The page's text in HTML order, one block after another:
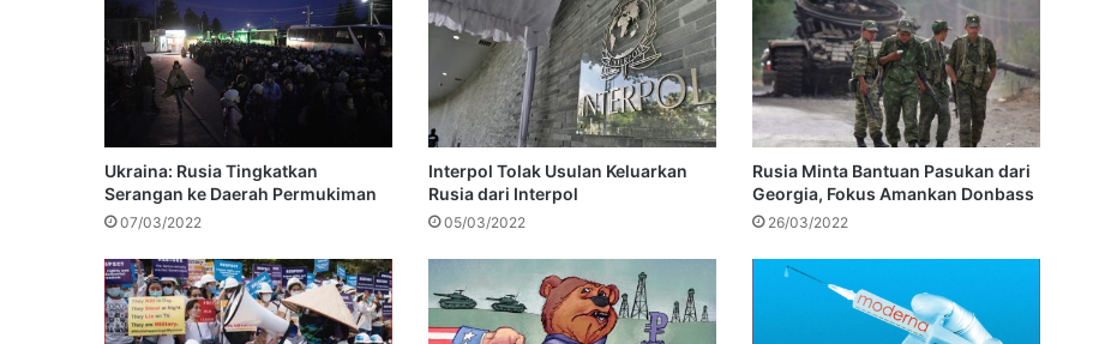
Ukraina: Rusia Tingkatkan
Serangan ke Daerah Permukiman
07/03/2022
Interpol Tolak Usulan Keluarkan
Rusia dari Interpol
05/03/2022
Rusia Minta Bantuan Pasukan dari
Georgia, Fokus Amankan Donbass
26/03/2022